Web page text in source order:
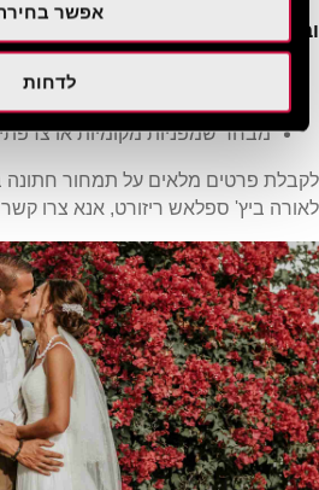
אפשר
לדחות
ובנוסף:
פרחים ובלונים (העלות תיקבע
מוזיקה חיה או DJ
מבחר שמפניות מקומיות או
לקבלת פרטים מלאים על תמחור חתונה
לאורה ביץ' ספלאש ריזורט, אנא צרו